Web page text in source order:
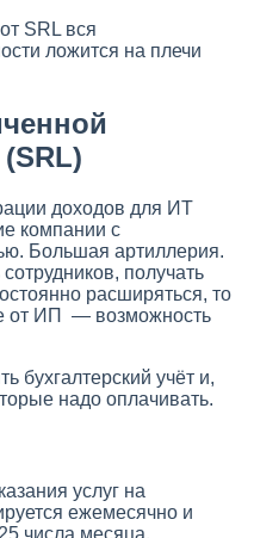
SRL вся
ложится на плечи
доходов для ИТ
компании с
Большая артиллерия.
получать
расширяться, то
от ИП — возможность
бухгалтерский учёт и,
надо оплачивать.
услуг на
ежемесячно и